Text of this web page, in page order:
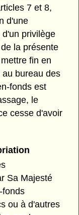
7 et 8,
d'une
privilège
la présente
fin en
bureau des
fonds est
le
cesse d'avoir
Sa Majesté
fonds
ou à d'autres